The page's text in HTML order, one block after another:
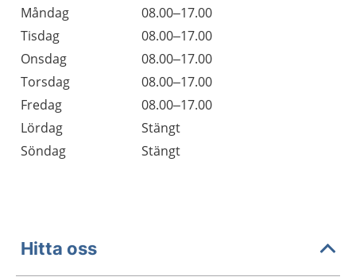
Dag
Öppettider
Kommentarer
Måndag
08.00–17.00
Tisdag
08.00–17.00
Onsdag
08.00–17.00
Torsdag
08.00–17.00
Fredag
08.00–17.00
Lördag
Stängt
Söndag
Stängt
Hitta oss